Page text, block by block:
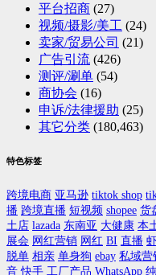
平台招商 (27)
视频/摄影/美工 (24)
卖家/贸易公司 (21)
广告引流 (426)
测评/涮单 (54)
商协会 (16)
申诉/法律援助 (25)
其它分类 (180,463)
特色标签
跨境电商 亚马逊 tiktok shop
播 跨境直播 短视频 shopee 货
土店 lazada 东南亚 大健康 本
展会 网红营销 网红 BI 直播
脱单 相亲 单身狗 ebay 私域营
音 快手 工厂产品 WhatsApp